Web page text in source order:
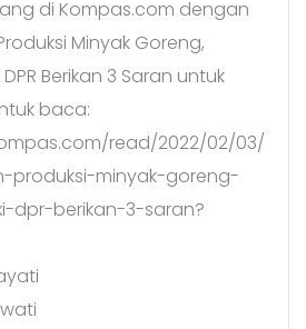
di Kompas.com dengan
Minyak Goreng,
Berikan 3 Saran untuk
baca:
read/2022/02/03/
produksi-minyak-goreng-
dpr-berikan-3-saran?